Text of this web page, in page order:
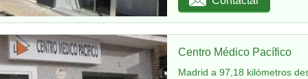
Centro Médico Pacífico
Madrid a 97,18 kilómetros